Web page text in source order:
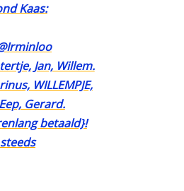
Kaas:
Jan, Willem.
WILLEMPJE,
Gerard.
betaald}!